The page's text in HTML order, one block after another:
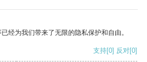
经为我们带来了无限的隐私保护和自由。
支持[0] 反对[0]